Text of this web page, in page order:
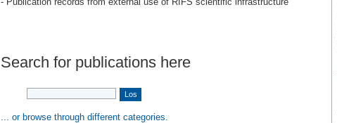
Search for publications here
... or browse through different categories.